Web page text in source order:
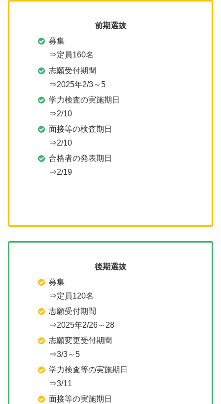
前期選抜
募集
⇒定員160名
志願受付期間
⇒2025年2/3～5
学力検査の実施期日
⇒2/10
面接等の検査期日
⇒2/10
合格者の発表期日
⇒2/19
後期選抜
募集
⇒定員120名
志願受付期間
⇒2025年2/26～28
志願変更受付期間
⇒3/3～5
学力検査等の実施期日
⇒3/11
面接等の実施期日